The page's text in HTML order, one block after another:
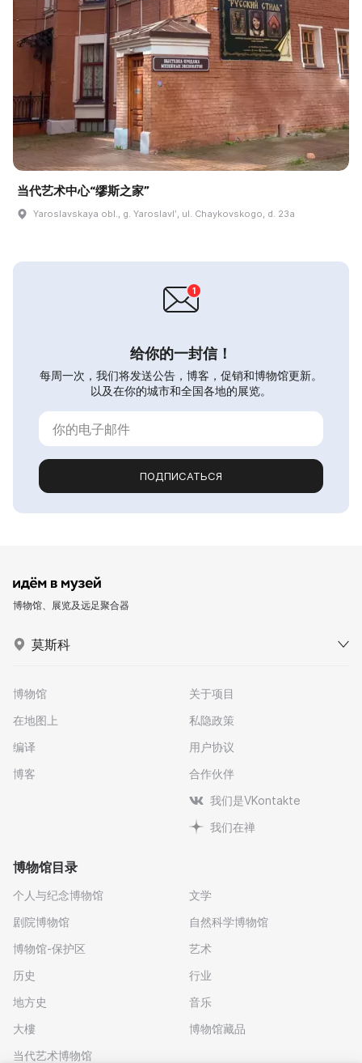
当代艺术中心“缪斯之家”
Yaroslavskaya obl., g. Yaroslavlʹ, ul. Chaykovskogo, d. 23a
给你的一封信！
每周一次，我们将发送公告，博客，促销和博物馆更新。
以及在你的城市和全国各地的展览。
ПОДПИСАТЬСЯ
博物馆、展览及远足聚合器
莫斯科
博物馆
在地图上
编译
博客
关于项目
私隐政策
用户协议
合作伙伴
我们是VKontakte
我们在禅
博物馆目录
个人与纪念博物馆
剧院博物馆
博物馆-保护区
历史
地方史
大樓
当代艺术博物馆
文学
自然科学博物馆
艺术
行业
音乐
博物馆藏品